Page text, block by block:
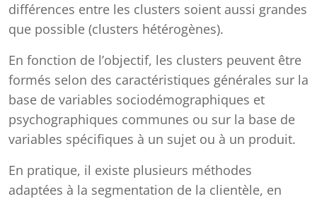
différences entre les clusters soient aussi grandes
que possible (clusters hétérogènes).
En fonction de l’objectif, les clusters peuvent être
formés selon des caractéristiques générales sur la
base de variables sociodémographiques et
psychographiques communes ou sur la base de
variables spécifiques à un sujet ou à un produit.
En pratique, il existe plusieurs méthodes
adaptées à la segmentation de la clientèle, en